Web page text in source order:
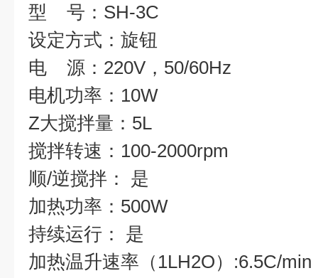
型 号：SH-3C
设定方式：旋钮
电 源：220V，50/60Hz
电机功率：10W
Z大搅拌量：5L
搅拌转速：100-2000rpm
顺/逆搅拌： 是
加热功率：500W
持续运行： 是
加热温升速率（1LH2O）:6.5C/min